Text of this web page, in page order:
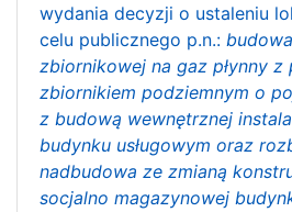
wydania decyzji o ustaleniu
celu publicznego p.n.:
zbiornikowej na gaz płynny z
zbiornikiem podziemnym o
z budową wewnętrznej
budynku usługowym oraz
nadbudowa ze zmianą
socjalno magazynowej